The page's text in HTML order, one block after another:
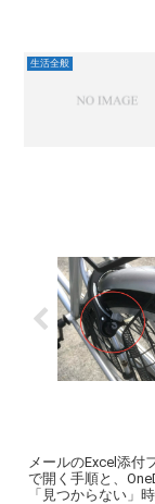
生活全般
メールのExcel添付
で開く手順と、
「見つからない」